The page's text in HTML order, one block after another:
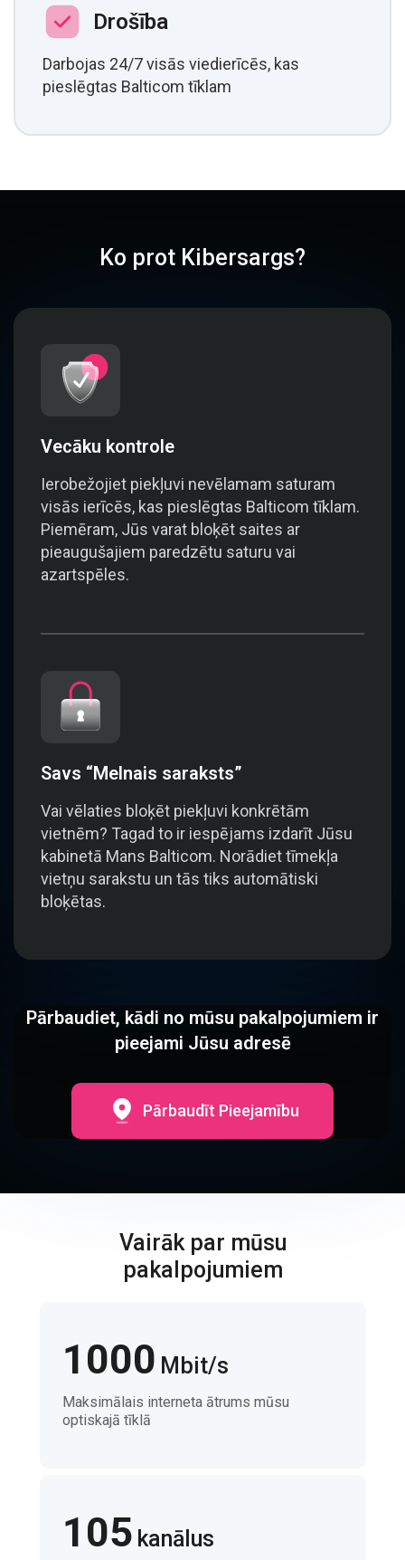
Drošība
Darbojas 24/7 visās viedierīcēs, kas
pieslēgtas Balticom tīklam
Ko prot Kibersargs?
Vecāku kontrole
Ierobežojiet piekļuvi nevēlamam saturam
visās ierīcēs, kas pieslēgtas Balticom tīklam.
Piemēram, Jūs varat bloķēt saites ar
pieaugušajiem paredzētu saturu vai
azartspēles.
Savs “Melnais saraksts”
Vai vēlaties bloķēt piekļuvi konkrētām
vietnēm? Tagad to ir iespējams izdarīt Jūsu
kabinetā Mans Balticom. Norādiet tīmekļa
vietņu sarakstu un tās tiks automātiski
bloķētas.
Pārbaudiet, kādi no mūsu pakalpojumiem ir
pieejami Jūsu adresē
Pārbaudīt Pieejamību
Vairāk par mūsu
pakalpojumiem
1000 Mbit/s
Maksimālais interneta ātrums mūsu
optiskajā tīklā
105 kanālus